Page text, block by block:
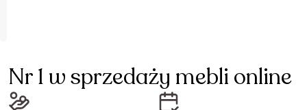
Nr 1 w sprzedaży mebli online